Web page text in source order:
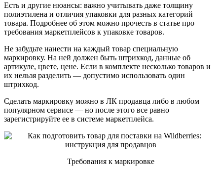
Есть и другие нюансы: важно учитывать даже толщину
полиэтилена и отличия упаковки для разных категорий
товара. Подробнее об этом можно прочесть в статье про
требования маркетплейсов к упаковке товаров.
Не забудьте нанести на каждый товар специальную
маркировку. На ней должен быть штрихкод, данные об
артикуле, цвете, цене. Если в комплекте несколько товаров и
их нельзя разделить — допустимо использовать один
штрихкод.
Сделать маркировку можно в ЛК продавца либо в любом
популярном сервисе — но после этого все равно
зарегистрируйте ее в системе маркетплейса.
Требования к маркировке